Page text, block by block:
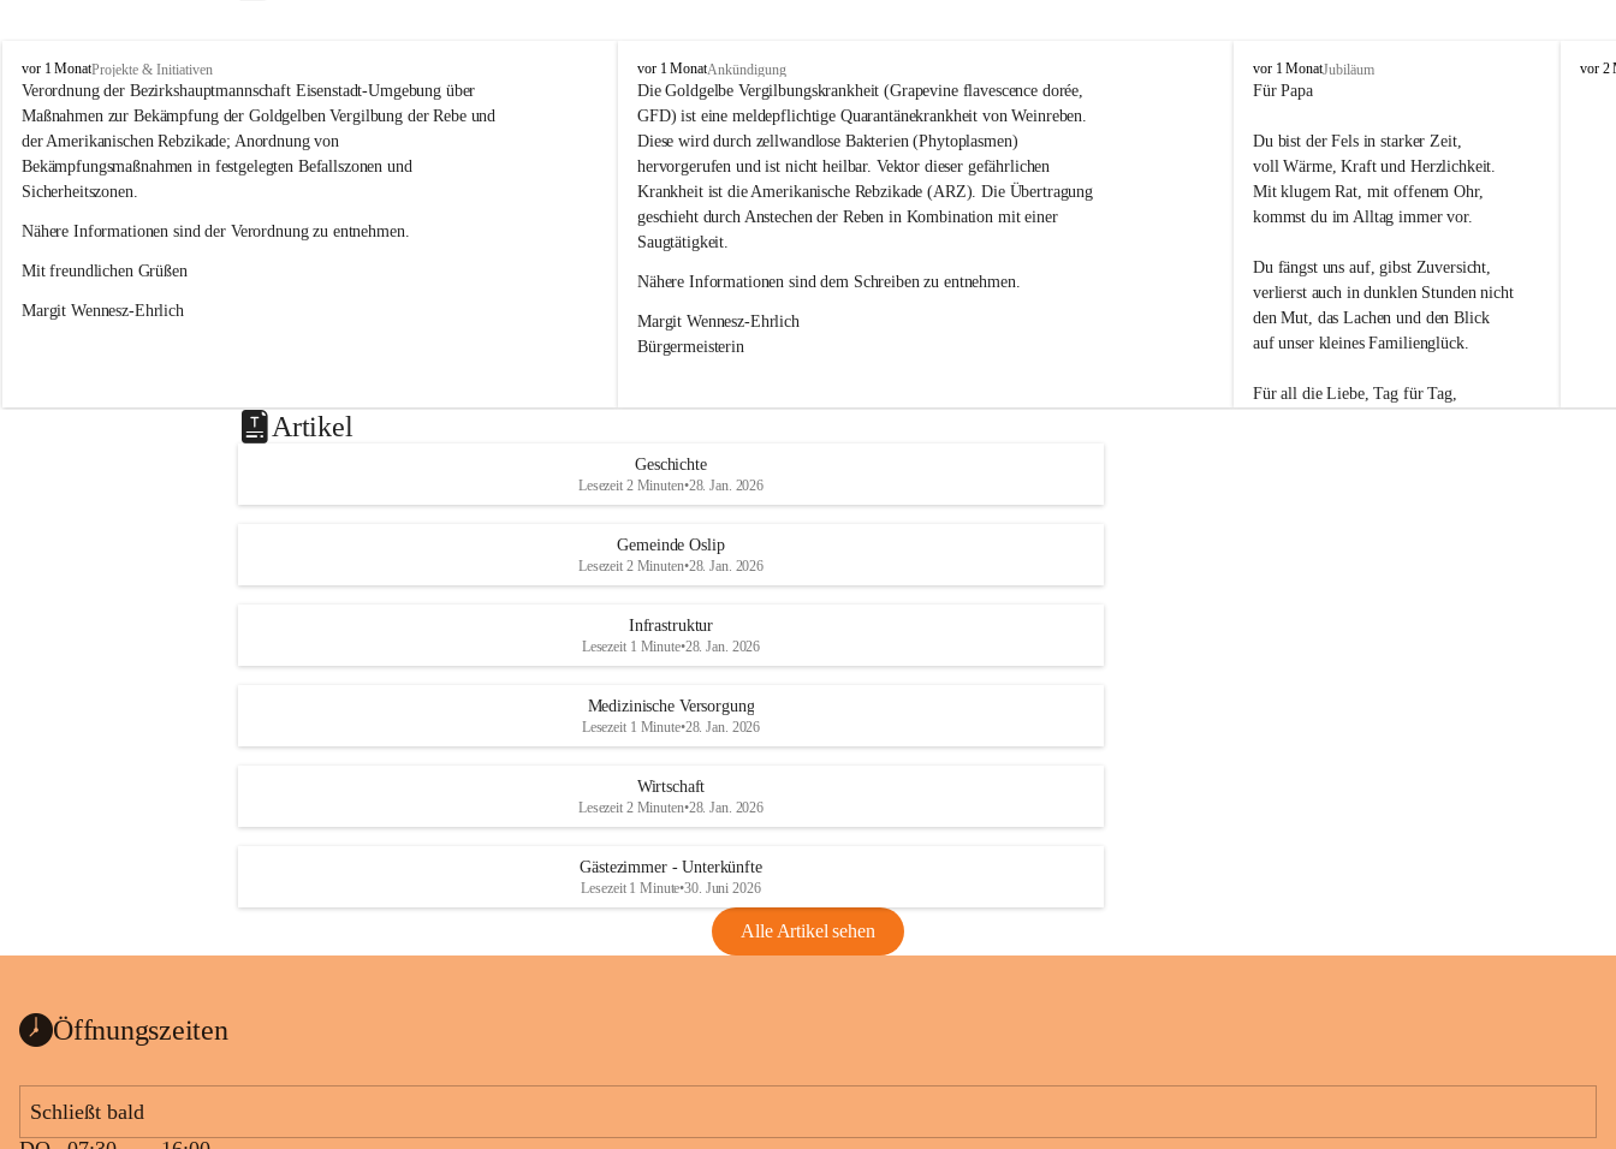
O
s
l
i
p
vor 1 MonatProjekte & Initiativen
Verordnung der Bezirkshauptmannschaft Eisenstadt-Umgebung über
Maßnahmen zur Bekämpfung der Goldgelben Vergilbung der Rebe und
der Amerikanischen Rebzikade; Anordnung von
Bekämpfungsmaßnahmen in festgelegten Befallszonen und
Sicherheitszonen.
Nähere Informationen sind der Verordnung zu entnehmen.
Mit freundlichen Grüßen
Margit Wennesz-Ehrlich
O
s
l
i
p
vor 1 MonatAnkündigung
Die Goldgelbe Vergilbungskrankheit (Grapevine flavescence dorée,
GFD) ist eine meldepflichtige Quarantänekrankheit von Weinreben.
Diese wird durch zellwandlose Bakterien (Phytoplasmen)
hervorgerufen und ist nicht heilbar. Vektor dieser gefährlichen
Krankheit ist die Amerikanische Rebzikade (ARZ). Die Übertragung
geschieht durch Anstechen der Reben in Kombination mit einer
Saugtätigkeit.
Nähere Informationen sind dem Schreiben zu entnehmen.
Margit Wennesz-Ehrlich
Bürgermeisterin
O
s
i
vor 1 MonatJubiläum
Für Papa
Du bist der Fels in starker Zeit,
voll Wärme, Kraft und Herzlichkeit.
Mit klugem Rat, mit offenem Ohr,
kommst du im Alltag immer vor.
Du fängst uns auf, gibst Zuversicht,
verlierst auch in dunklen Stunden nicht
den Mut, das Lachen und den Blick
auf unser kleines Familienglück.
Für all die Liebe, Tag für Tag,
O
vor 2
Artikel
Geschichte
Lesezeit 2 Minuten•28. Jan. 2026
Gemeinde Oslip
Lesezeit 2 Minuten•28. Jan. 2026
Infrastruktur
Lesezeit 1 Minute•28. Jan. 2026
Medizinische Versorgung
Lesezeit 1 Minute•28. Jan. 2026
Wirtschaft
Lesezeit 2 Minuten•28. Jan. 2026
Gästezimmer - Unterkünfte
Lesezeit 1 Minute•30. Juni 2026
Alle Artikel sehen
Öffnungszeiten
Schließt bald